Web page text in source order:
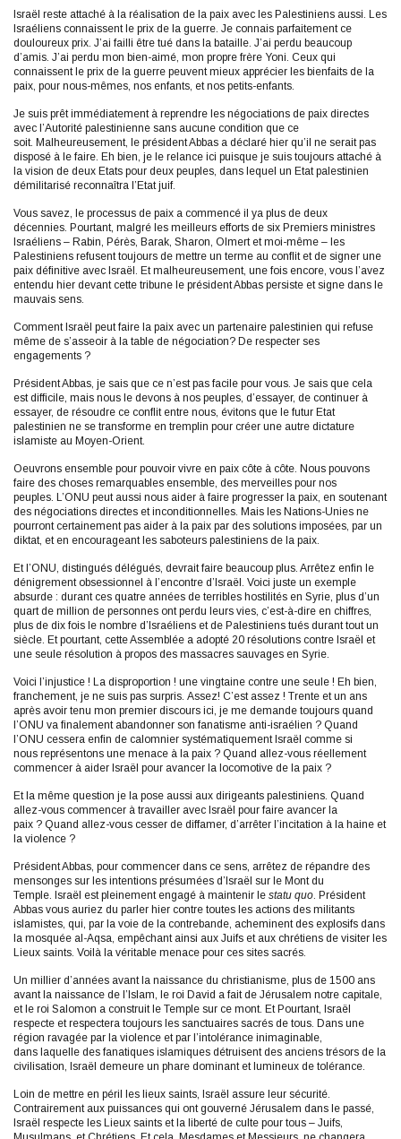
Israël reste attaché à la réalisation de la paix avec les Palestiniens aussi. Les
Israéliens connaissent le prix de la guerre. Je connais parfaitement ce
douloureux prix. J’ai failli être tué dans la bataille. J’ai perdu beaucoup
d’amis. J’ai perdu mon bien-aimé, mon propre frère Yoni. Ceux qui
connaissent le prix de la guerre peuvent mieux apprécier les bienfaits de la
paix, pour nous-mêmes, nos enfants, et nos petits-enfants.
Je suis prêt immédiatement à reprendre les négociations de paix directes
avec l’Autorité palestinienne sans aucune condition que ce
soit. Malheureusement, le président Abbas a déclaré hier qu’il ne serait pas
disposé à le faire. Eh bien, je le relance ici puisque je suis toujours attaché à
la vision de deux Etats pour deux peuples, dans lequel un Etat palestinien
démilitarisé reconnaîtra l’Etat juif.
Vous savez, le processus de paix a commencé il ya plus de deux
décennies. Pourtant, malgré les meilleurs efforts de six Premiers ministres
Israéliens – Rabin, Pérès, Barak, Sharon, Olmert et moi-même – les
Palestiniens refusent toujours de mettre un terme au conflit et de signer une
paix définitive avec Israël. Et malheureusement, une fois encore, vous l’avez
entendu hier devant cette tribune le président Abbas persiste et signe dans le
mauvais sens.
Comment Israël peut faire la paix avec un partenaire palestinien qui refuse
même de s’asseoir à la table de négociation? De respecter ses
engagements ?
Président Abbas, je sais que ce n’est pas facile pour vous. Je sais que cela
est difficile, mais nous le devons à nos peuples, d’essayer, de continuer à
essayer, de résoudre ce conflit entre nous, évitons que le futur Etat
palestinien ne se transforme en tremplin pour créer une autre dictature
islamiste au Moyen-Orient.
Oeuvrons ensemble pour pouvoir vivre en paix côte à côte. Nous pouvons
faire des choses remarquables ensemble, des merveilles pour nos
peuples. L’ONU peut aussi nous aider à faire progresser la paix, en soutenant
des négociations directes et inconditionnelles. Mais les Nations-Unies ne
pourront certainement pas aider à la paix par des solutions imposées, par un
diktat, et en encourageant les saboteurs palestiniens de la paix.
Et l’ONU, distingués délégués, devrait faire beaucoup plus. Arrêtez enfin le
dénigrement obsessionnel à l’encontre d’Israël. Voici juste un exemple
absurde : durant ces quatre années de terribles hostilités en Syrie, plus d’un
quart de million de personnes ont perdu leurs vies, c’est-à-dire en chiffres,
plus de dix fois le nombre d’Israéliens et de Palestiniens tués durant tout un
siècle. Et pourtant, cette Assemblée a adopté 20 résolutions contre Israël et
une seule résolution à propos des massacres sauvages en Syrie.
Voici l’injustice ! La disproportion ! une vingtaine contre une seule ! Eh bien,
franchement, je ne suis pas surpris. Assez! C’est assez ! Trente et un ans
après avoir tenu mon premier discours ici, je me demande toujours quand
l’ONU va finalement abandonner son fanatisme anti-israélien ? Quand
l’ONU cessera enfin de calomnier systématiquement Israël comme si
nous représentons une menace à la paix ? Quand allez-vous réellement
commencer à aider Israël pour avancer la locomotive de la paix ?
Et la même question je la pose aussi aux dirigeants palestiniens. Quand
allez-vous commencer à travailler avec Israël pour faire avancer la
paix ? Quand allez-vous cesser de diffamer, d’arrêter l’incitation à la haine et
la violence ?
Président Abbas, pour commencer dans ce sens, arrêtez de répandre des
mensonges sur les intentions présumées d’Israël sur le Mont du
Temple. Israël est pleinement engagé à maintenir le statu quo. Président
Abbas vous auriez du parler hier contre toutes les actions des militants
islamistes, qui, par la voie de la contrebande, acheminent des explosifs dans
la mosquée al-Aqsa, empêchant ainsi aux Juifs et aux chrétiens de visiter les
Lieux saints. Voilà la véritable menace pour ces sites sacrés.
Un millier d’années avant la naissance du christianisme, plus de 1500 ans
avant la naissance de l’Islam, le roi David a fait de Jérusalem notre capitale,
et le roi Salomon a construit le Temple sur ce mont. Et Pourtant, Israël
respecte et respectera toujours les sanctuaires sacrés de tous. Dans une
région ravagée par la violence et par l’intolérance inimaginable,
dans laquelle des fanatiques islamiques détruisent des anciens trésors de la
civilisation, Israël demeure un phare dominant et lumineux de tolérance.
Loin de mettre en péril les lieux saints, Israël assure leur sécurité.
Contrairement aux puissances qui ont gouverné Jérusalem dans le passé,
Israël respecte les Lieux saints et la liberté de culte pour tous – Juifs,